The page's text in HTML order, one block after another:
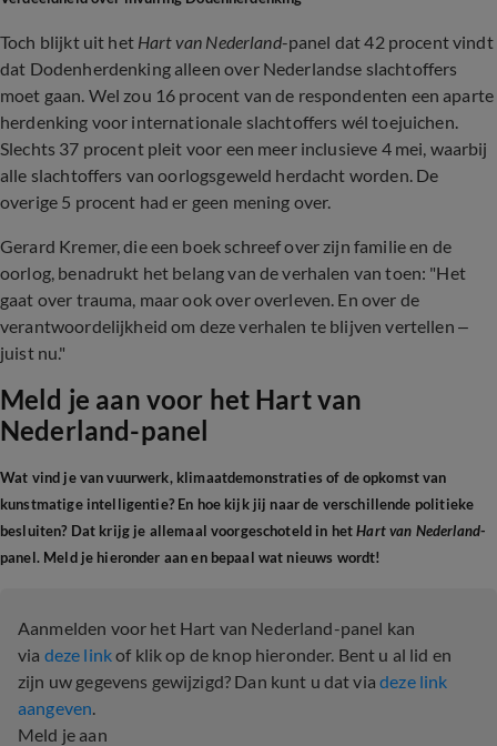
Toch blijkt uit hetHart van Nederland-panel dat 42 procent vindt
dat Dodenherdenking alleen over Nederlandse slachtoffers
moet gaan. Wel zou 16 procent van de respondenten een aparte
herdenking voor internationale slachtoffers wél toejuichen.
Slechts 37 procent pleit voor een meer inclusieve 4 mei, waarbij
alle slachtoffers van oorlogsgeweld herdacht worden. De
overige 5 procent had er geen mening over.
Gerard Kremer, die een boek schreef over zijn familie en de
oorlog, benadrukt het belang van de verhalen van toen: "Het
gaat over trauma, maar ook over overleven. En over de
verantwoordelijkheid om deze verhalen te blijven vertellen –
juist nu."
Meld je aan voor het Hart van
Nederland-panel
Wat vind je van vuurwerk, klimaatdemonstraties of de opkomst van
kunstmatige intelligentie? En hoe kijk jij naar de verschillende politieke
besluiten? Dat krijg je allemaal voorgeschoteld in hetHart van Nederland-
panel. Meld je hieronder aan en bepaal wat nieuws wordt!
Aanmelden voor het Hart van Nederland-panel kan
via deze linkof klik op de knop hieronder. Bent u al lid en
zijn uw gegevens gewijzigd? Dan kunt u dat viadeze link
aangeven.
Meld je aan